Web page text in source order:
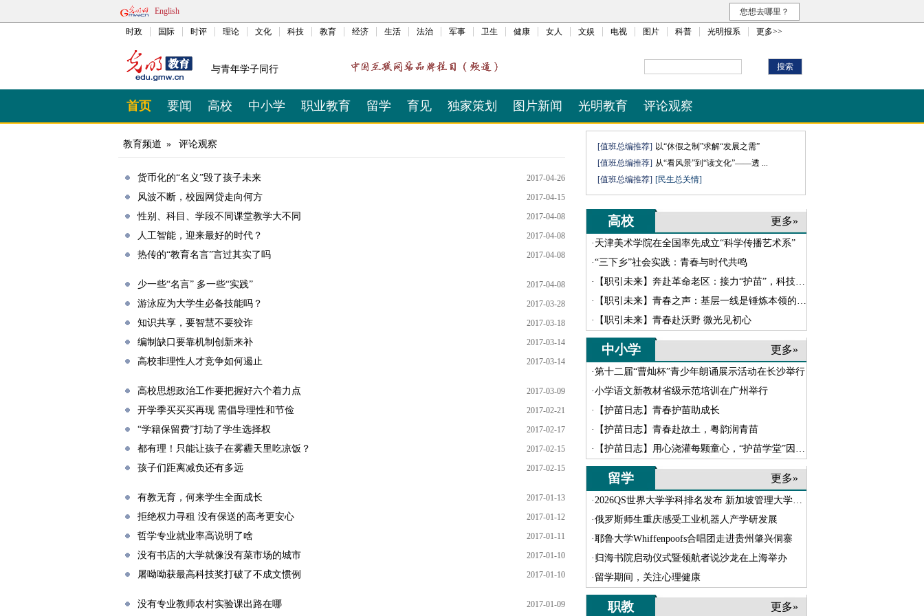
English 您想去哪里？
时政 国际 时评 理论 文化 科技 教育 经济 生活 法治 军事 卫生 健康 女人 文娱 电视 图片 科普 光明报系 更多>>
与青年学子同行
首页 要闻 高校 中小学 职业教育 留学 育见 独家策划 图片新闻 光明教育 评论观察
教育频道 » 评论观察
货币化的“名义”毁了孩子未来 2017-04-26
风波不断，校园网贷走向何方 2017-04-15
性别、科目、学段不同课堂教学大不同 2017-04-08
人工智能，迎来最好的时代？ 2017-04-08
热传的“教育名言”言过其实了吗 2017-04-08
少一些“名言” 多一些“实践” 2017-04-08
游泳应为大学生必备技能吗？ 2017-03-28
知识共享，要智慧不要狡诈 2017-03-18
编制缺口要靠机制创新来补 2017-03-14
高校非理性人才竞争如何遏止 2017-03-14
高校思想政治工作要把握好六个着力点 2017-03-09
开学季买买买再现 需倡导理性和节俭 2017-02-21
“学籍保留费”打劫了学生选择权 2017-02-17
都有理！只能让孩子在雾霾天里吃凉饭？ 2017-02-15
孩子们距离减负还有多远 2017-02-15
有教无育，何来学生全面成长 2017-01-13
拒绝权力寻租 没有保送的高考更安心 2017-01-12
哲学专业就业率高说明了啥 2017-01-11
没有书店的大学就像没有菜市场的城市 2017-01-10
屠呦呦获最高科技奖打破了不成文惯例 2017-01-10
没有专业教师农村实验课出路在哪 2017-01-09
[值班总编推荐] 以“休假之制”求解“发展之需”
[值班总编推荐] 从“看风景”到“读文化”——透 ...
[值班总编推荐] [民生总关情]
高校 更多»
· 天津美术学院在全国率先成立“科学传播艺术系”
·“三下乡”社会实践：青春与时代共鸣
·
【职引未来】奔赴革命老区：接力“护苗”，科技“助农”
·
【职引未来】青春之声：基层一线是锤炼本领的主场
·
【职引未来】青春赴沃野 微光见初心
中小学 更多»
·第十二届“曹灿杯”青少年朗诵展示活动在长沙举行
·小学语文新教材省级示范培训在广州举行
·
【护苗日志】青春护苗助成长
·
【护苗日志】青春赴故土，粤韵润青苗
·
【护苗日志】用心浇灌每颗童心，“护苗学堂”因坚守愈发温暖
留学 更多»
·2026QS世界大学学科排名发布 新加坡管理大学实力强劲跃升
·俄罗斯师生重庆感受工业机器人产学研发展
·耶鲁大学Whiffenpoofs合唱团走进贵州肇兴侗寨
· 归海书院启动仪式暨领航者说沙龙在上海举办
· 留学期间，关注心理健康
职教 更多»